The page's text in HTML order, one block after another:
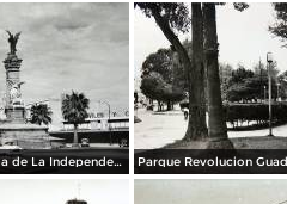
Calzada de La Independencia Guadalajara, Jalisco.